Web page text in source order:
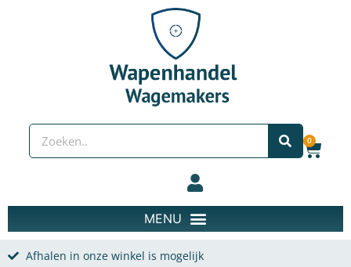
0
Afhalen in onze winkel is mogelijk